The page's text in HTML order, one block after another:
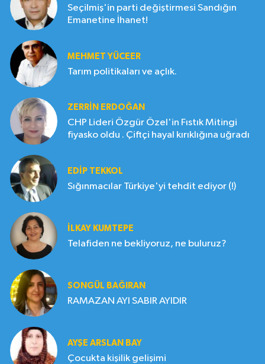
Seçilmiş'in parti değiştirmesi Sandığın
Emanetine İhanet!
MEHMET YÜCEER
Tarım politikaları ve açlık.
ZERRIN ERDOĞAN
CHP Lideri Özgür Özel'in Fıstık Mitingi
fiyasko oldu . Çiftçi hayal kırıklığına uğradı
EDIP TEKKOL
Sığınmacılar Türkiye'yi tehdit ediyor (!)
İLKAY KUMTEPE
Telafiden ne bekliyoruz, ne buluruz?
SONGÜL BAĞIRAN
RAMAZAN AYI SABIR AYIDIR
AYŞE ARSLAN BAY
Çocukta kişilik gelişimi